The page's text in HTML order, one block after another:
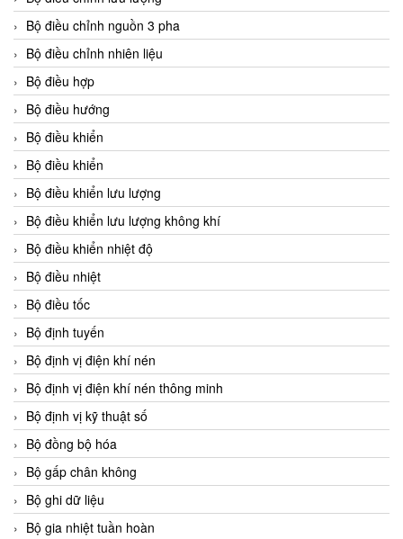
Bộ điều chỉnh nguồn 3 pha
Bộ điều chỉnh nhiên liệu
Bộ điều hợp
Bộ điều hướng
Bộ điều khiển
Bộ điều khiển
Bộ điều khiển lưu lượng
Bộ điều khiển lưu lượng không khí
Bộ điều khiển nhiệt độ
Bộ điều nhiệt
Bộ điều tốc
Bộ định tuyến
Bộ định vị điện khí nén
Bộ định vị điện khí nén thông minh
Bộ định vị kỹ thuật số
Bộ đồng bộ hóa
Bộ gấp chân không
Bộ ghi dữ liệu
Bộ gia nhiệt tuần hoàn